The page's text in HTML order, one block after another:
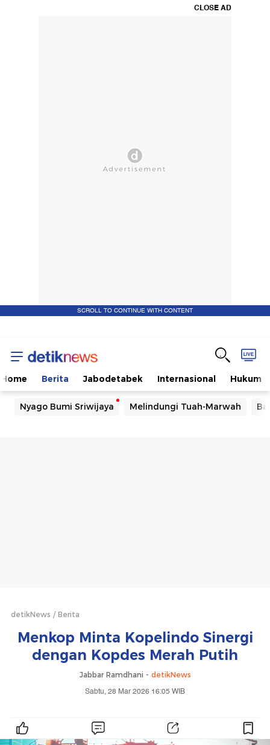
CLOSE AD
SCROLL TO CONTINUE WITH CONTENT
Home Berita Jabodetabek Internasional Hukum
Nyago Bumi Sriwijaya Melindungi Tuah-Marwah
detikNews Berita
Menkop Minta Kopelindo Sinergi
dengan Kopdes Merah Putih
Jabbar Ramdhani - detikNews
Sabtu, 28 Mar 2026 16:05 WIB